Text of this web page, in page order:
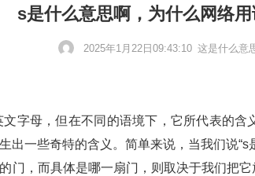
s是什么意思啊，为什么网络
2025年1月22日09:43:10 这是什么意
文字母，但在不同的语境下，它所代表的
一些奇特的含义。简单来说，当我们说“s
门，而具体是哪一扇门，则取决于我们把